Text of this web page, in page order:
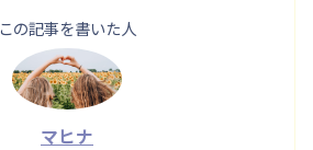
この記事を書いた人
マヒナ